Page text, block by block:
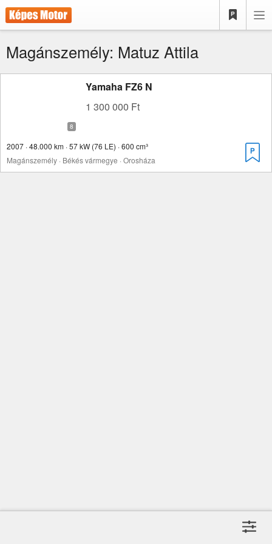
Magánszemély: Matuz Attila
Yamaha FZ6 N
1 300 000 Ft
2007 · 48.000 km · 57 kW (76 LE) · 600 cm³
Magánszemély · Békés vármegye · Orosháza